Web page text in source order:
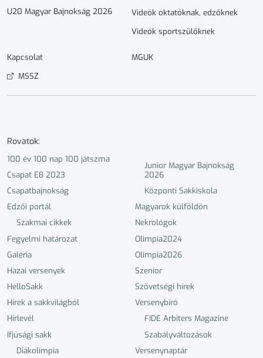
U20 Magyar Bajnokság 2026
Videók oktatóknak, edzőknek
Videók sportszülőknek
Kapcsolat
MGUK
MSSZ
Rovatok:
100 év 100 nap 100 játszma
Csapat EB 2023
Csapatbajnokság
Edzői portál
Szakmai cikkek
Fegyelmi határozat
Galéria
Hazai versenyek
HelloSakk
Hírek a sakkvilágból
Hírlevél
Ifjúsági sakk
Diákolimpia
Junior Magyar Bajnokság
2026
Központi Sakkiskola
Magyarok külföldön
Nekrológok
Olimpia2024
Olimpia2026
Szenior
Szövetségi hírek
Versenybíró
FIDE Arbiters Magazine
Szabályváltozások
Versenynaptár